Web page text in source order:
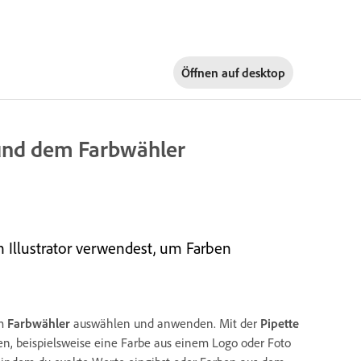
Öffnen aufdesktop
dem Farbwähler
Illustrator verwendest, um Farben
Farbwähler auswählen und anwenden. Mit der Pipette
beispielsweise eine Farbe aus einem Logo oder Foto